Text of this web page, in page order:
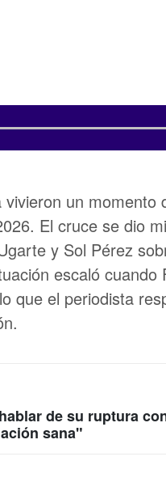
un momento
El cruce se dio
y Sol Pérez
escaló cuando
que el periodista
de su ruptura
sana"